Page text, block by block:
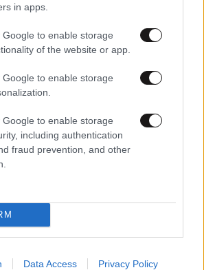
in apps.
Google to enable storage
of the website or app.
Google to enable storage
Google to enable storage
including authentication
fraud prevention, and other
Data Access Privacy Policy
Σπύρος Κατσαγάνης: Μια
σενάριο ταινίας και μετρά